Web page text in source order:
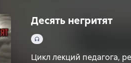
Десять негритят
Audio
Цикл лекций педагога,